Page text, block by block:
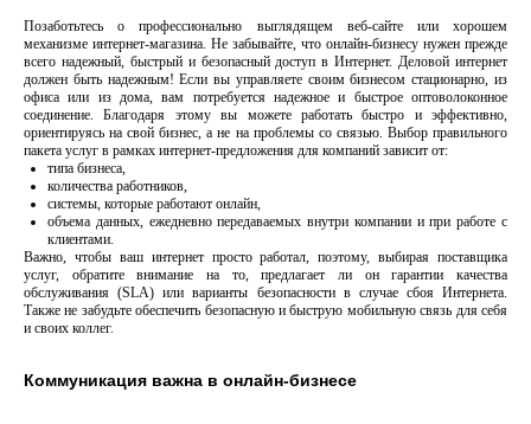
Позаботьтесь о профессионально выглядящем веб-сайте или хорошем
механизме интернет-магазина. Не забывайте, что онлайн-бизнесу нужен прежде
всего надежный, быстрый и безопасный доступ в Интернет. Деловой интернет
должен быть надежным! Если вы управляете своим бизнесом стационарно, из
офиса или из дома, вам потребуется надежное и быстрое оптоволоконное
соединение. Благодаря этому вы можете работать быстро и эффективно,
ориентируясь на свой бизнес, а не на проблемы со связью. Выбор правильного
пакета услуг в рамках интернет-предложения для компаний зависит от:
типа бизнеса,
количества работников,
системы, которые работают онлайн,
объема данных, ежедневно передаваемых внутри компании и при работе с
клиентами.
Важно, чтобы ваш интернет просто работал, поэтому, выбирая поставщика
услуг, обратите внимание на то, предлагает ли он гарантии качества
обслуживания (SLA) или варианты безопасности в случае сбоя Интернета.
Также не забудьте обеспечить безопасную и быструю мобильную связь для себя
и своих коллег.
Коммуникация важна в онлайн-бизнесе